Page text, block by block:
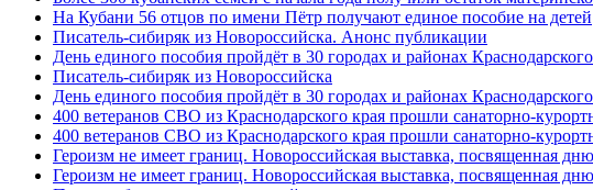
На Кубани 56 отцов по имени Пётр получают единое пособие на детей
Писатель-сибиряк из Новороссийска. Анонс публикации
День единого пособия пройдёт в 30 городах и районах
Писатель-сибиряк из Новороссийска
День единого пособия пройдёт в 30 городах и районах
400 ветеранов СВО из Краснодарского края прошли санаторно-
400 ветеранов СВО из Краснодарского края прошли санаторно-
Героизм не имеет границ. Новороссийская выставка, посвященная
Героизм не имеет границ. Новороссийская выставка, посвященная